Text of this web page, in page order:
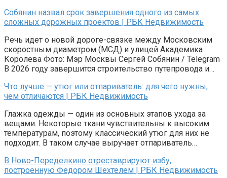
Собянин назвал срок завершения одного из самых
сложных дорожных проектов | РБК Недвижимость
Речь идет о новой дороге-связке между Московским
скоростным диаметром (МСД) и улицей Академика
Королева Фото: Мэр Москвы Сергей Собянин / Telegram
В 2026 году завершится строительство путепровода и…
Что лучше — утюг или отпариватель: для чего нужны,
чем отличаются | РБК Недвижимость
Глажка одежды — один из основных этапов ухода за
вещами. Некоторые ткани чувствительны к высоким
температурам, поэтому классический утюг для них не
подходит. В таком случае выручает отпариватель…
В Ново-Переделкино отреставрируют избу,
построенную Федором Шехтелем | РБК Недвижимость